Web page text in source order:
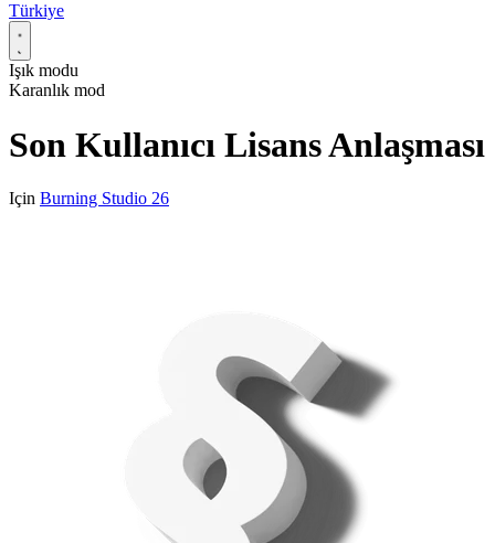
Türkiye
Işık modu
Karanlık mod
Son Kullanıcı Lisans Anlaşması
Için Burning Studio 26